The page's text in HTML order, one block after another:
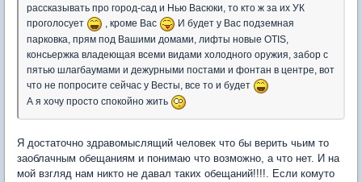
рассказывать про город-сад и Нью Васюки, то кто ж за их УК
проголосует
, кроме Вас
И будет у Вас подземная
парковка, прям под Вашими домами, лифты новые OTIS,
консьержка владеющая всеми видами холодного оружия, забор с
пятью шлагбаумами и дежурными постами и фонтан в центре, вот
что не попросите сейчас у Весты, все то и будет
А я хочу просто спокойно жить
Я достаточно здравомыслящий человек что бы верить чьим то
заоблачным обещаниям и понимаю что возможно, а что нет. И на
мой взгляд нам никто не давал таких обещаний!!!!. Если комуто